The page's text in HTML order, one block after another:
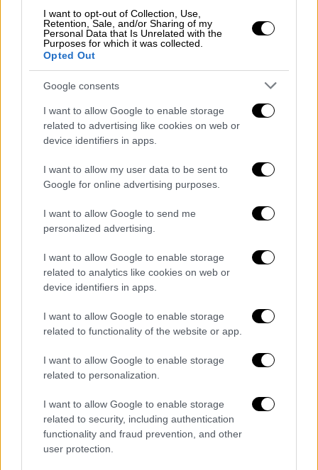
I want to opt-out of Collection, Use,
Retention, Sale, and/or Sharing of my
Personal Data that Is Unrelated with the
Purposes for which it was collected.
Opted Out
Google consents
I want to allow Google to enable storage
related to advertising like cookies on web or
device identifiers in apps.
I want to allow my user data to be sent to
Google for online advertising purposes.
I want to allow Google to send me
personalized advertising.
I want to allow Google to enable storage
related to analytics like cookies on web or
device identifiers in apps.
I want to allow Google to enable storage
related to functionality of the website or app.
I want to allow Google to enable storage
related to personalization.
I want to allow Google to enable storage
related to security, including authentication
functionality and fraud prevention, and other
user protection.
foto_omada.jpg
Παιδιατρικής-Λοιμωξιολογίας ΕΚΠΑ, Σοφία Μαυρίκου
Μεταδιδακτορική Ερευνήτρια ΓΠΑ, Σπυρίδων Κίντζιος
Πρύτανης ΓΠΑ, Bασίλειος Τσεκούρας Υποψήφιος
Συγκρινόμενη με τις παραδοσιακές μοριακές
βιοαισθητήραπαρουσίασε ευαισθησία της
τάξης του 93 (95%CI: 86.2-96.8) και
97.8%,ακρίβεια στη διάγνωση του COVID-
19. Ο βιοαισθητήρας του Γεωπονικού
Πανεπιστημίου βασίζεται σε τροποποιημένα
κύτταρα θηλαστικών τα οποία φέρουν ένα
ανθρώπινο αντίσωμα κατά του αντιγόνου
ιού. Η πρωτεΐνη S1 προσκολλάται στα
αντισώματα του βιοαισθητήρα
μεταβάλλοντας τις κυτταρικές
βιοηλεκτρικές ιδιότητες, οι οποίες στη
συνέχεια μπορούν να μετρηθούν μέσω μιας
ειδικής βιοηλεκτρικής διάταξης.